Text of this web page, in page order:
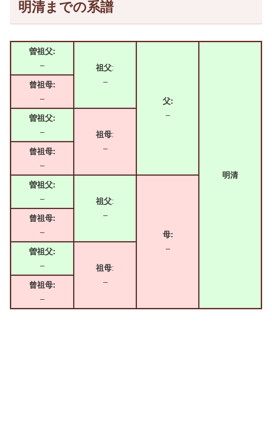
明清までの系譜
曽祖父:
–
祖父:
–
父:
–
明清
曾祖母:
–
曽祖父:
–
祖母:
–
曾祖母:
–
曽祖父:
–
祖父:
–
母:
–
曾祖母:
–
曽祖父:
–
祖母:
–
曾祖母:
–